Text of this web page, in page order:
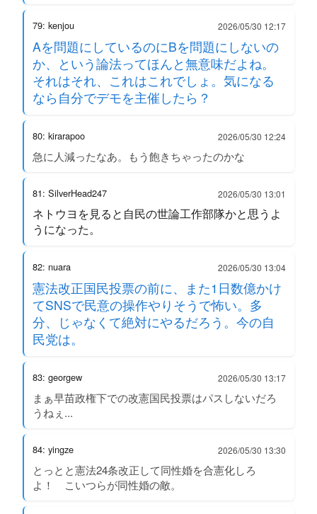
79: kenjou 2026/05/30 12:17
Aを問題にしているのにBを問題にしないの
か、という論法ってほんと無意味だよね。
それはそれ、これはこれでしょ。気になる
なら自分でデモを主催したら？
80: kirarapoo 2026/05/30 12:24
急に人減ったなあ。もう飽きちゃったのかな
81: SilverHead247 2026/05/30 13:01
ネトウヨを見ると自民の世論工作部隊かと思うよ
うになった。
82: nuara 2026/05/30 13:04
憲法改正国民投票の前に、また1日数億かけ
てSNSで民意の操作やりそうで怖い。多
分、じゃなくて絶対にやるだろう。今の自
民党は。
83: georgew 2026/05/30 13:17
まぁ早苗政権下での改憲国民投票はパスしないだろ
うねぇ...
84: yingze 2026/05/30 13:30
とっとと憲法24条改正して同性婚を合憲化しろ
よ！ こいつらが同性婚の敵。